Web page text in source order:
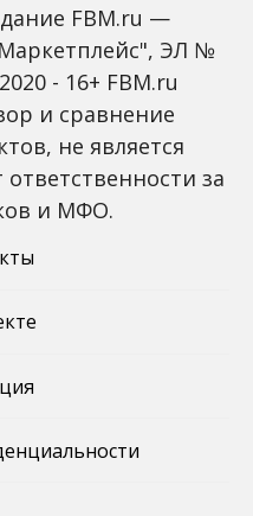
Россиян предупредили
мошенников на фоне
снижения ключевой
ставки
FBM.ru —
ЭЛ №
- 16+ FBM.ru
и сравнение
не является
за
и МФО.